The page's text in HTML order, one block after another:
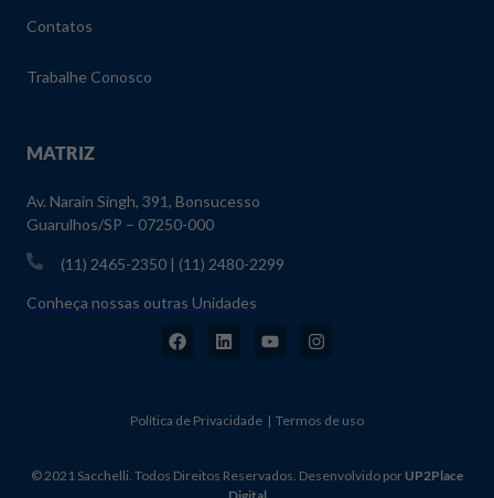
Contatos
Trabalhe Conosco
MATRIZ
Av. Narain Singh, 391, Bonsucesso
Guarulhos/SP – 07250-000
(11) 2465-2350 | (11) 2480-2299
Conheça nossas outras Unidades
Política de Privacidade | Termos de uso
© 2021 Sacchelli. Todos Direitos Reservados. Desenvolvido por UP2Place